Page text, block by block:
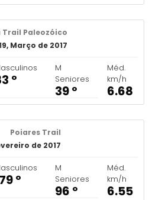
Trail Paleozóico
Março de 2017
º
M
Seniores
39 º
Méd.
km/h
6.68
Poiares Trail
de 2017
º
M
Seniores
96 º
Méd.
km/h
6.55